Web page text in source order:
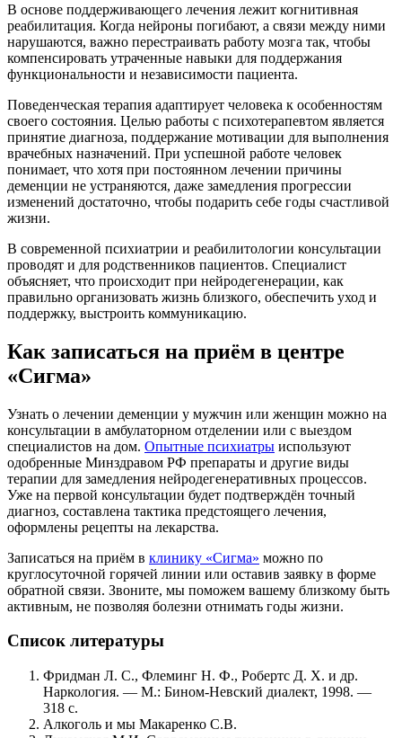
В основе поддерживающего лечения лежит когнитивная
реабилитация. Когда нейроны погибают, а связи между ними
нарушаются, важно перестраивать работу мозга так, чтобы
компенсировать утраченные навыки для поддержания
функциональности и независимости пациента.
Поведенческая терапия адаптирует человека к особенностям
своего состояния. Целью работы с психотерапевтом является
принятие диагноза, поддержание мотивации для выполнения
врачебных назначений. При успешной работе человек
понимает, что хотя при постоянном лечении причины
деменции не устраняются, даже замедления прогрессии
изменений достаточно, чтобы подарить себе годы счастливой
жизни.
В современной психиатрии и реабилитологии консультации
проводят и для родственников пациентов. Специалист
объясняет, что происходит при нейродегенерации, как
правильно организовать жизнь близкого, обеспечить уход и
поддержку, выстроить коммуникацию.
Как записаться на приём в центре
«Сигма»
Узнать о лечении деменции у мужчин или женщин можно на
консультации в амбулаторном отделении или с выездом
специалистов на дом. Опытные психиатры используют
одобренные Минздравом РФ препараты и другие виды
терапии для замедления нейродегенеративных процессов.
Уже на первой консультации будет подтверждён точный
диагноз, составлена тактика предстоящего лечения,
оформлены рецепты на лекарства.
Записаться на приём в клинику «Сигма» можно по
круглосуточной горячей линии или оставив заявку в форме
обратной связи. Звоните, мы поможем вашему близкому быть
активным, не позволяя болезни отнимать годы жизни.
Список литературы
Фридман Л. С., Флеминг Н. Ф., Робертс Д. Х. и др.
Наркология. — М.: Бином-Невский диалект, 1998. —
318 с.
Алкоголь и мы Макаренко С.В.